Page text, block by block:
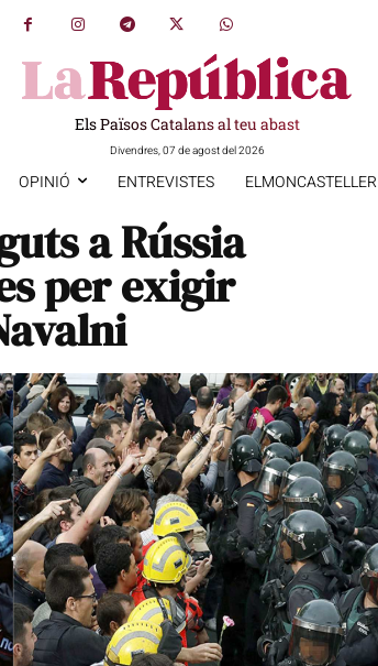
Els Països Catalans al teu abast
Divendres, 07 de agost del 2026
OPINIÓ ENTREVISTES ELMONCASTELLER
a Rússia
per exigir